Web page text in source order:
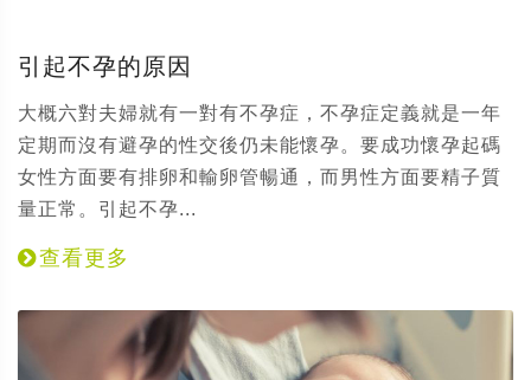
引起不孕的原因
大概六對夫婦就有一對有不孕症，不孕症定義就是一年
定期而沒有避孕的性交後仍未能懷孕。要成功懷孕起碼
女性方面要有排卵和輸卵管暢通，而男性方面要精子質
量正常。引起不孕...
查看更多